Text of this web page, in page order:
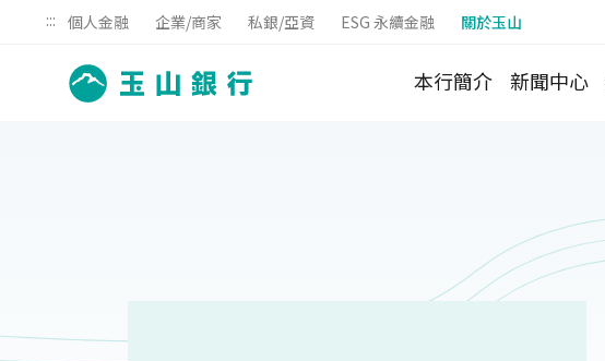
::: 個人金融 企業/商家 私銀/亞資 ESG 永續金融 關於玉山
本行簡介 新聞中心